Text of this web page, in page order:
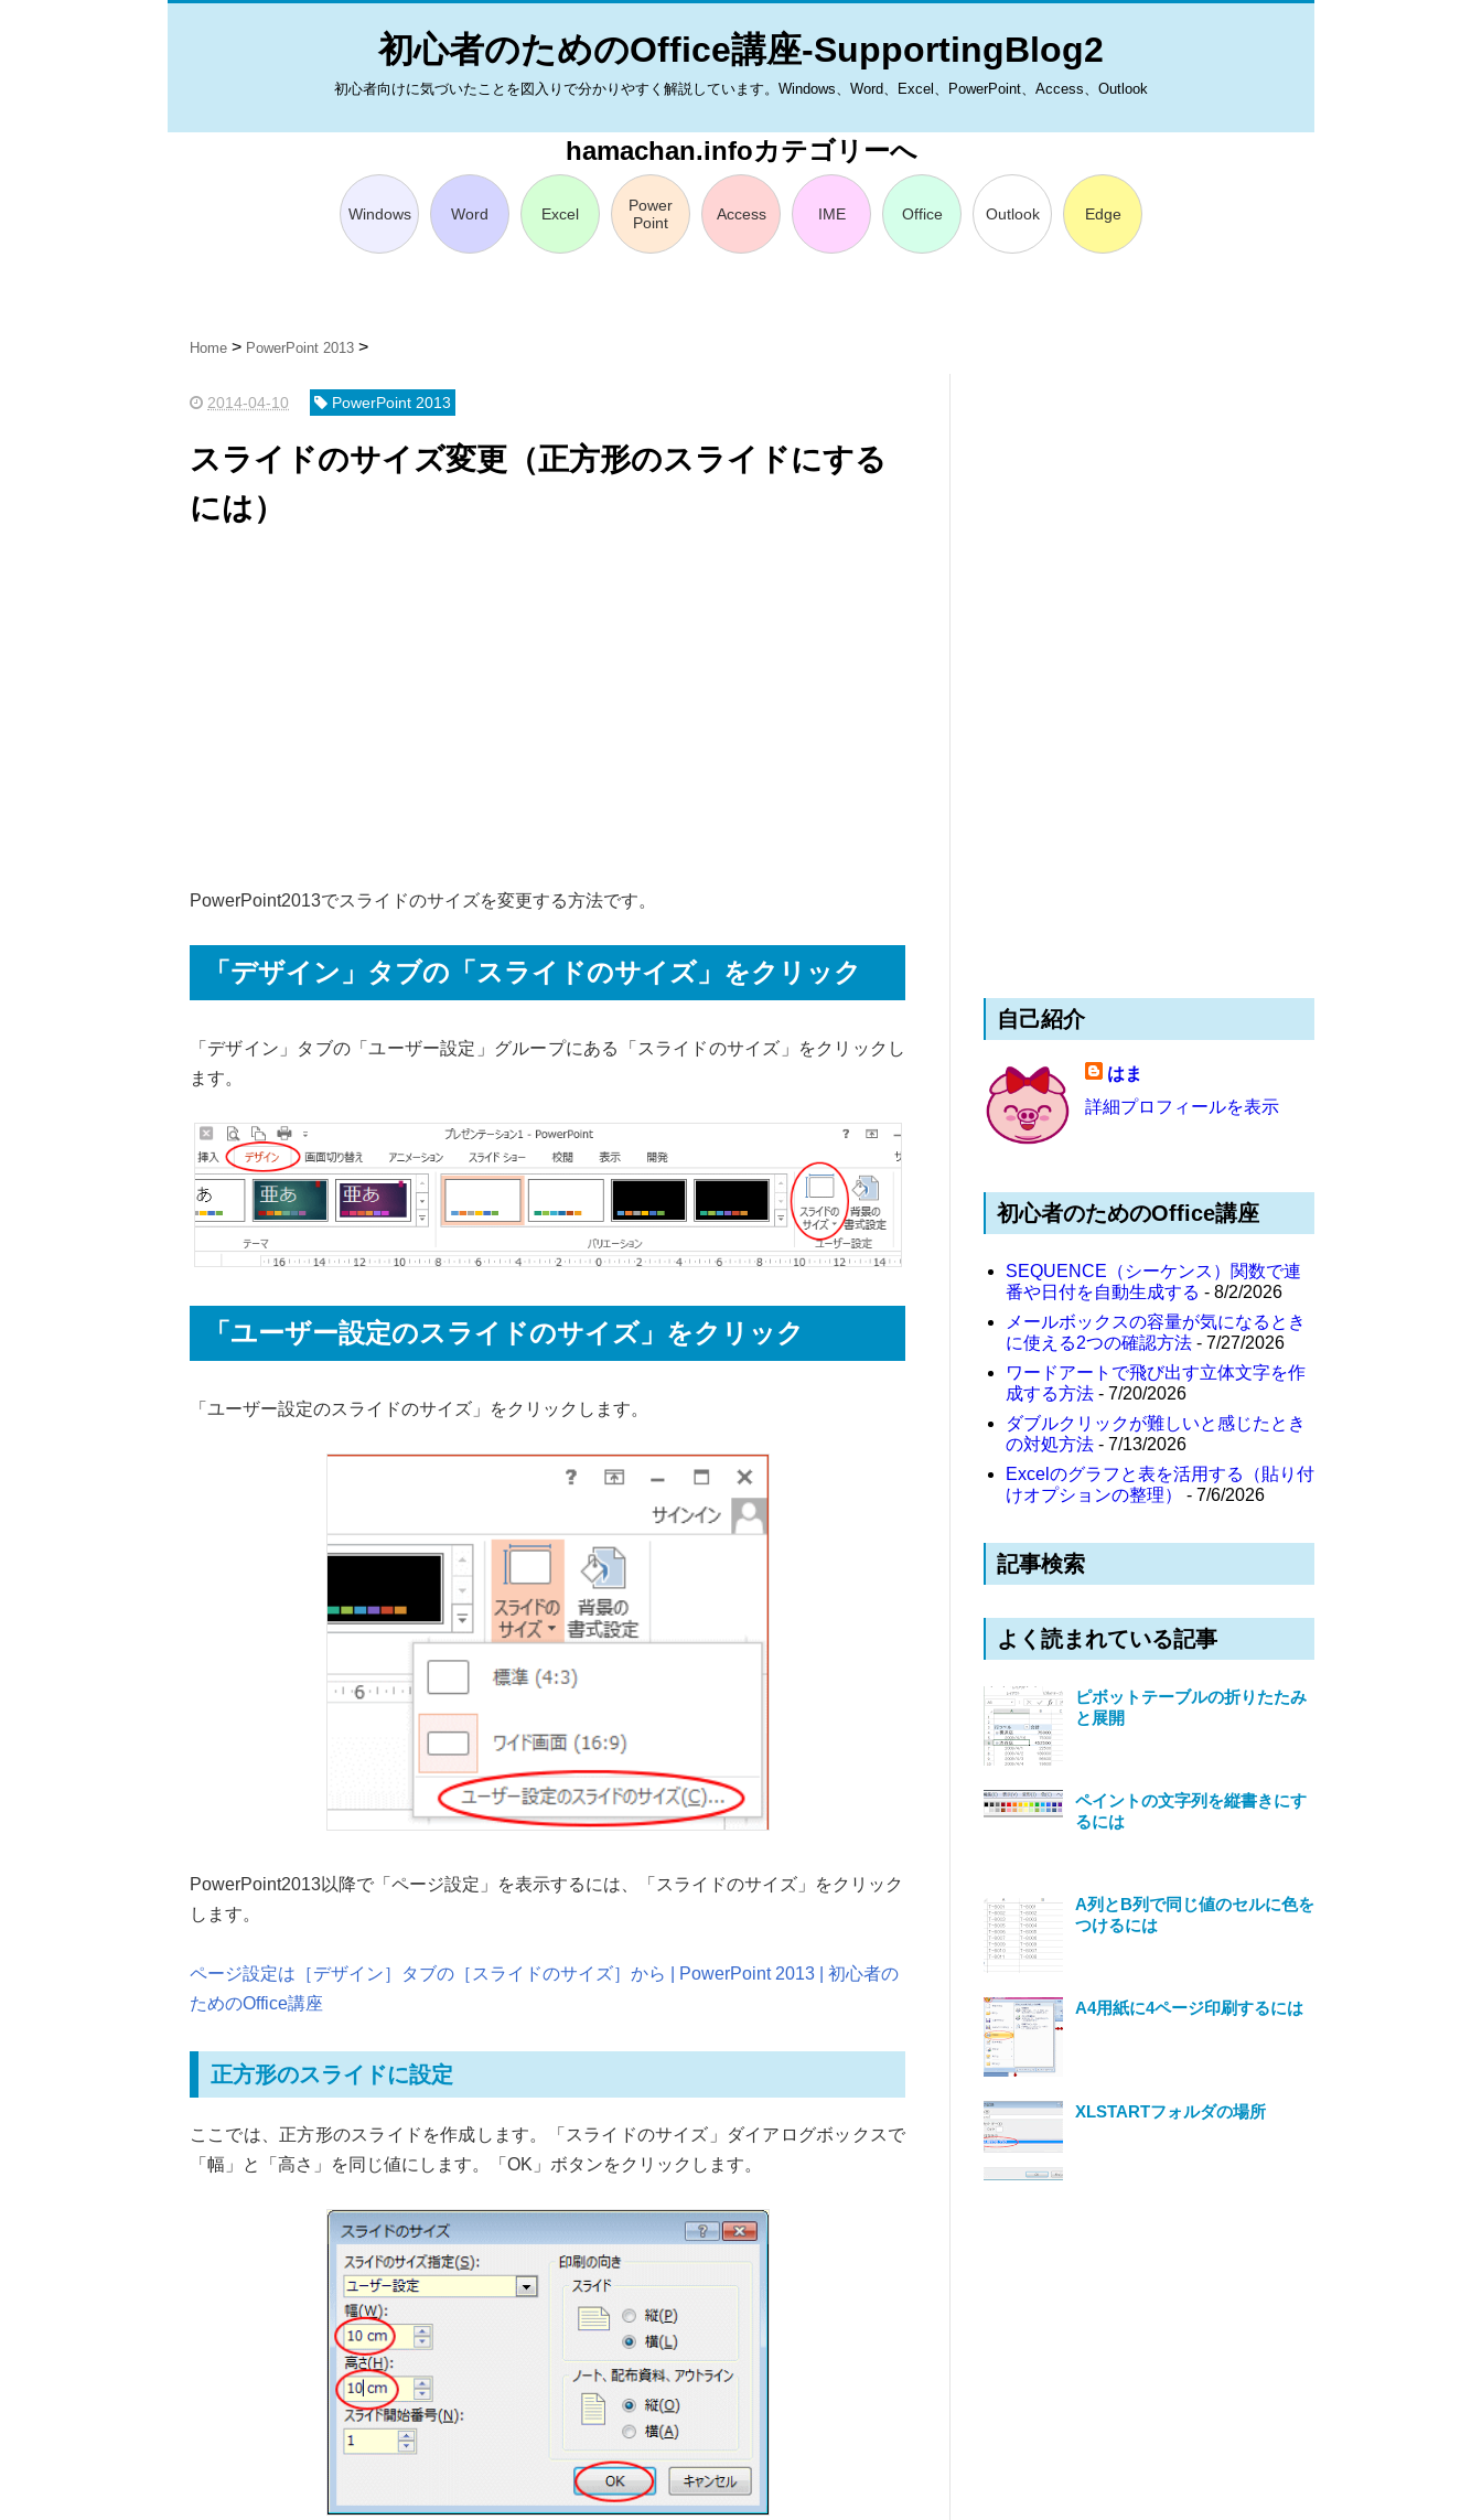
初心者のためのOffice講座-SupportingBlog2
初心者向けに気づいたことを図入りで分かりやすく解説しています。Windows、Word、Excel、PowerPoint、Access、Outlook
hamachan.infoカテゴリーへ
Windows Word Excel
Power
Point
Access IME Office Outlook Edge
Home PowerPoint 2013
2014-04-10 PowerPoint 2013
スライドのサイズ変更（正方形のスライドにする
には）
PowerPoint2013でスライドのサイズを変更する方法です。
「デザイン」タブの「スライドのサイズ」をクリック
「デザイン」タブの「ユーザー設定」グループにある「スライドのサイズ」をクリックし
ます。
「ユーザー設定のスライドのサイズ」をクリック
「ユーザー設定のスライドのサイズ」をクリックします。
PowerPoint2013以降で「ページ設定」を表示するには、「スライドのサイズ」をクリック
します。
ページ設定は［デザイン］タブの［スライドのサイズ］から | PowerPoint 2013 | 初心者の
ためのOffice講座
正方形のスライドに設定
ここでは、正方形のスライドを作成します。「スライドのサイズ」ダイアログボックスで
「幅」と「高さ」を同じ値にします。「OK」ボタンをクリックします。
自己紹介
はま
詳細プロフィールを表示
初心者のためのOffice講座
SEQUENCE（シーケンス）関数で連
番や日付を自動生成する - 8/2/2026
メールボックスの容量が気になるとき
に使える2つの確認方法 - 7/27/2026
ワードアートで飛び出す立体文字を作
成する方法 - 7/20/2026
ダブルクリックが難しいと感じたとき
の対処方法 - 7/13/2026
Excelのグラフと表を活用する（貼り付
けオプションの整理）
- 7/6/2026
記事検索
よく読まれている記事
ピボットテーブルの折りたたみ
と展開
ペイントの文字列を縦書きにす
るには
A列とB列で同じ値のセルに色を
つけるには
A4用紙に4ページ印刷するには
XLSTARTフォルダの場所